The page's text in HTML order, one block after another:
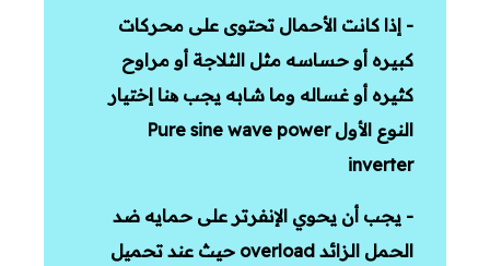
- إذا كانت الأحمال تحتوى على محركات
كبيره أو حساسه مثل الثلاجة أو مراوح
كثيره أو غساله وما شابه يجب ھنا إختيار
النوع الأولPure sine wave power
inverter
- يجب أن يحوي الإنفرتر على حمايه ضد
الحمل الزائد overload حيث عند تحميل